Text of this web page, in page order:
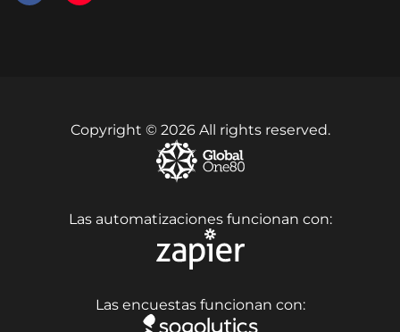
Copyright © 2026 All rights reserved.
Las automatizaciones funcionan con:
Las encuestas funcionan con: